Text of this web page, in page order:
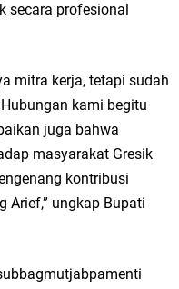
Doa dan Harapan di
H: Pesan Hijrah Drs. H.
Hijriah, Teguhkan Optimisme
Cibitung Wetan: Serap
secara profesional
mitra kerja, tetapi sudah
kami begitu
juga bahwa
masyarakat Gresik
kontribusi
Arief,” ungkap Bupati